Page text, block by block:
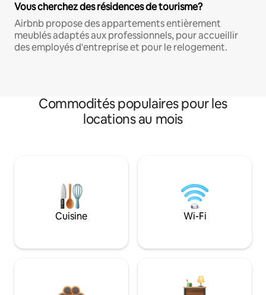
Vous cherchez des résidences de tourisme?
Airbnb propose des appartements entièrement
meublés adaptés aux professionnels, pour accueillir
des employés d'entreprise et pour le relogement.
Commodités populaires pour les
locations au mois
Cuisine Wi-Fi